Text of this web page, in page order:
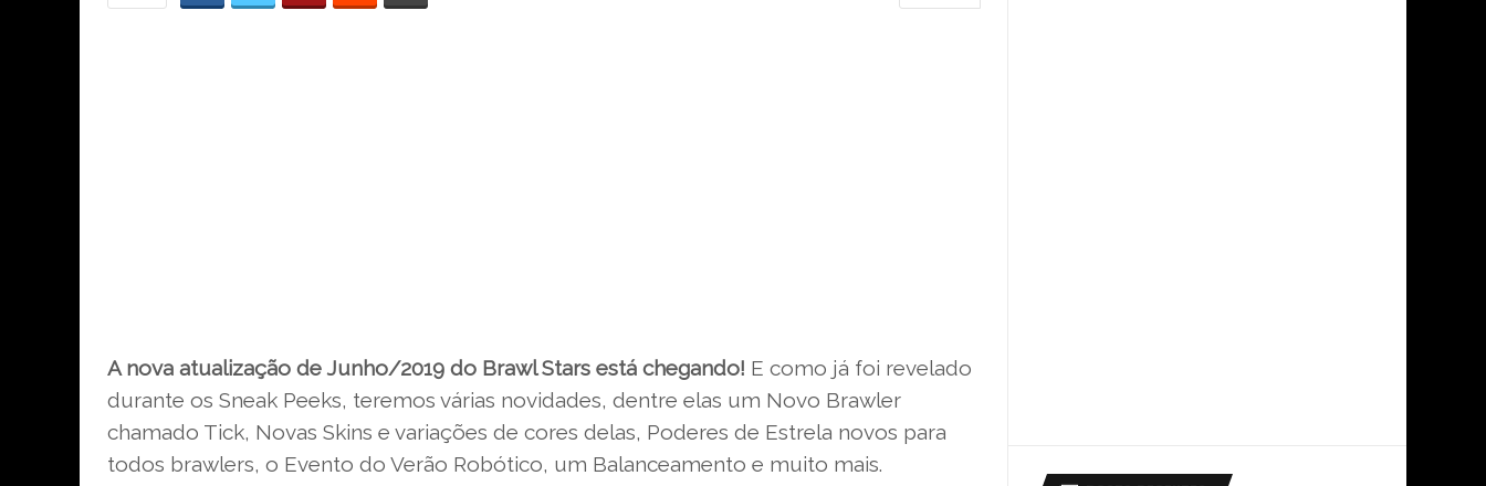
A nova atualização de Junho/2019 do Brawl Stars está chegando! E como já foi revelado
durante os Sneak Peeks, teremos várias novidades, dentre elas um Novo Brawler
chamado Tick, Novas Skins e variações de cores delas, Poderes de Estrela novos para
todos brawlers, o Evento do Verão Robótico, um Balanceamento e muito mais.